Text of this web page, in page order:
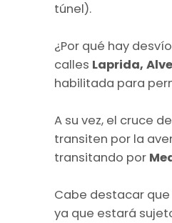
túnel).
¿Por qué hay
calles Laprida,
habilitada para
A su vez, el cruce de
transiten por la
transitando por
Cabe destacar
ya que estará